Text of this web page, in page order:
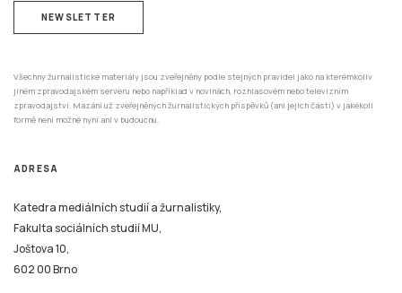
NEWSLETTER
Všechny žurnalistické materiály jsou zveřejněny podle stejných pravidel jako na kterémkoliv
jiném zpravodajském serveru nebo například v novinách, rozhlasovém nebo televizním
zpravodajství. Mazání už zveřejněných žurnalistických příspěvků (ani jejich částí) v jakékoli
formě není možné nyní ani v budoucnu.
ADRESA
Katedra mediálních studií a žurnalistiky,
Fakulta sociálních studií MU,
Joštova 10,
602 00 Brno